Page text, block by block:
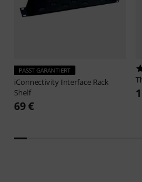
PASST GARANTIERT
iConnectivity Interface Rack
Shelf
69 €